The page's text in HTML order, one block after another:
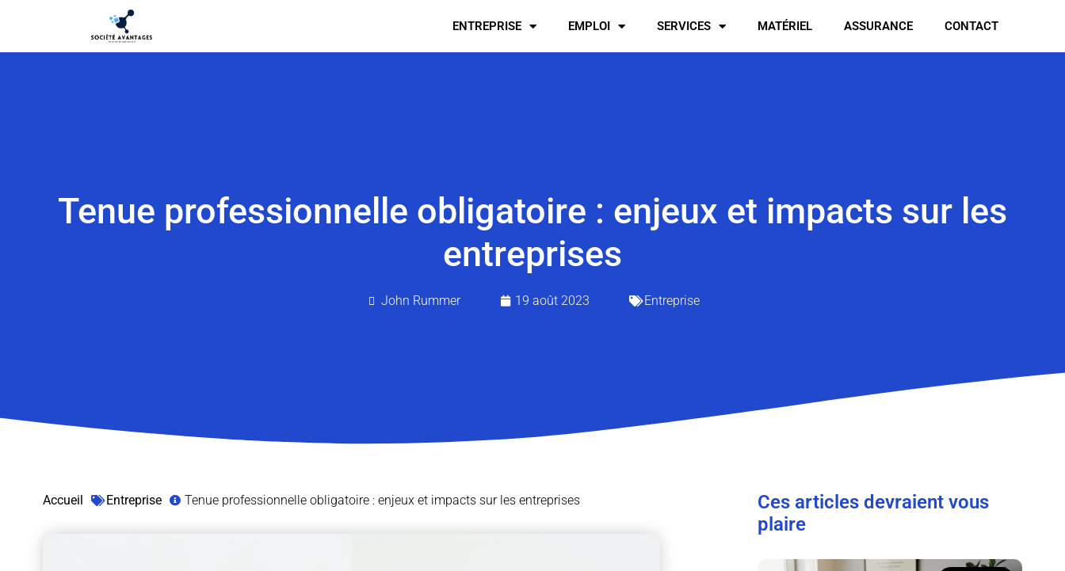
ENTREPRISE EMPLOI SERVICES MATÉRIEL ASSURANCE CONTACT
Tenue professionnelle obligatoire : enjeux et impacts sur les
entreprises
John Rummer 19 août 2023 Entreprise
Accueil Entreprise Tenue professionnelle obligatoire : enjeux et impacts sur les entreprises
Ces articles devraient vous
plaire